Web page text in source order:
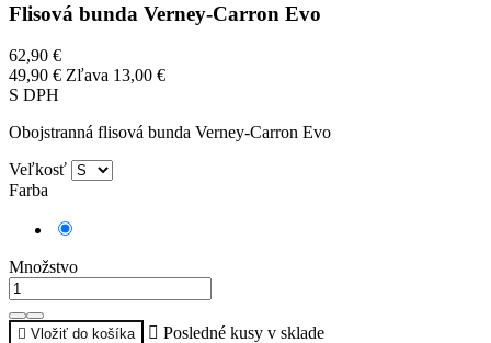
Flisová bunda Verney-Carron Evo
62,90 €
49,90 € Zľava 13,00 €
S DPH
Obojstranná flisová bunda Verney-Carron Evo
Veľkosť
Farba
Množstvo
 Vložiť do košíka  Posledné kusy v sklade